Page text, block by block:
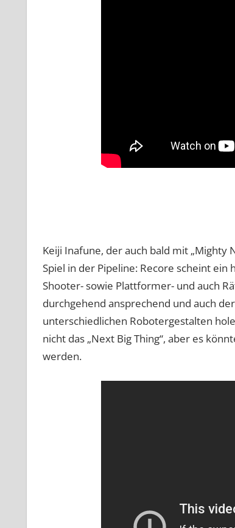
Keiji Inafune, der auch bald mit „Mighty
Spiel in der Pipeline: Recore scheint
Shooter- sowie Plattformer- und auch
durchgehend ansprechend und auch
unterschiedlichen Robotergestalten
nicht das „Next Big Thing“, aber es
werden.